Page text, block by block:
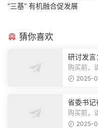
“三基” 有机融合促发展
猜你喜欢
研讨发言
购买前，
注，精彩
2025-
省委书记
购买前，
注，精彩
2025-